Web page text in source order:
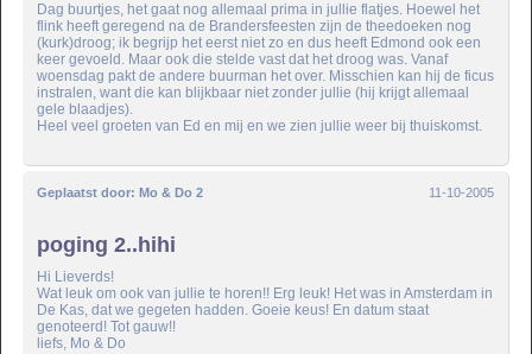
Dag buurtjes, het gaat nog allemaal prima in jullie flatjes. Hoewel het
flink heeft geregend na de Brandersfeesten zijn de theedoeken nog
(kurk)droog; ik begrijp het eerst niet zo en dus heeft Edmond ook een
keer gevoeld. Maar ook die stelde vast dat het droog was. Vanaf
woensdag pakt de andere buurman het over. Misschien kan hij de ficus
instralen, want die kan blijkbaar niet zonder jullie (hij krijgt allemaal
gele blaadjes).
Heel veel groeten van Ed en mij en we zien jullie weer bij thuiskomst.
11-10-2005
Geplaatst door: Mo & Do 2
poging 2..hihi
Hi Lieverds!
Wat leuk om ook van jullie te horen!! Erg leuk! Het was in Amsterdam in
De Kas, dat we gegeten hadden. Goeie keus! En datum staat
genoteerd! Tot gauw!!
liefs, Mo & Do